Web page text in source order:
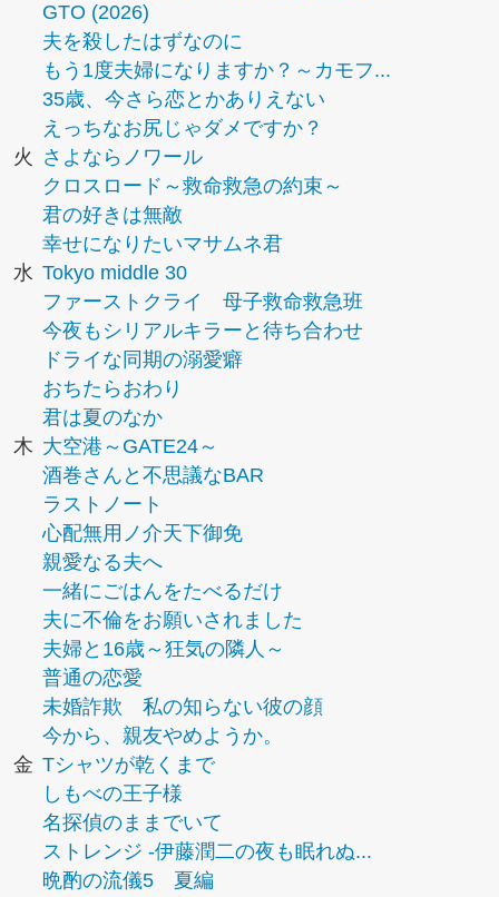
GTO (2026)
夫を殺したはずなのに
もう1度夫婦になりますか？～カモフ...
35歳、今さら恋とかありえない
えっちなお尻じゃダメですか？
火
さよならノワール
クロスロード～救命救急の約束～
君の好きは無敵
幸せになりたいマサムネ君
水 Tokyo middle 30
ファーストクライ 母子救命救急班
今夜もシリアルキラーと待ち合わせ
ドライな同期の溺愛癖
おちたらおわり
君は夏のなか
木 大空港～GATE24～
酒巻さんと不思議なBAR
ラストノート
心配無用ノ介天下御免
親愛なる夫へ
一緒にごはんをたべるだけ
夫に不倫をお願いされました
夫婦と16歳～狂気の隣人～
普通の恋愛
未婚詐欺 私の知らない彼の顔
今から、親友やめようか。
金 Tシャツが乾くまで
しもべの王子様
名探偵のままでいて
ストレンジ -伊藤潤二の夜も眠れぬ...
晩酌の流儀5 夏編